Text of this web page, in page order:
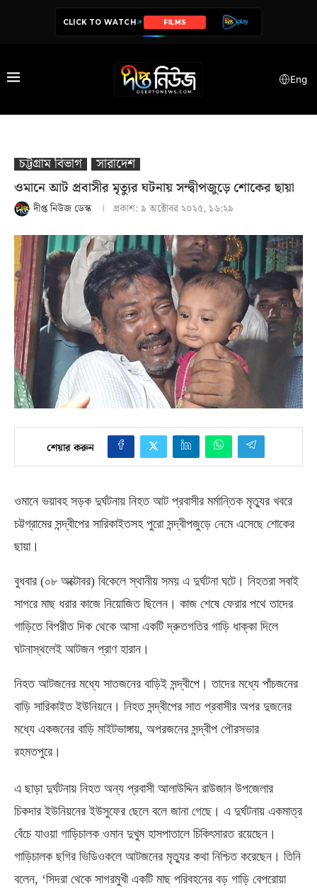
CLICK TO WATCH SERIES
Eng
চট্টগ্রাম বিভাগ
সারাদেশ
ওমানে আট প্রবাসীর মৃত্যুর ঘটনায় সন্দ্বীপজুড়ে শোকের ছায়া
দীপ্ত নিউজ ডেস্ক প্রকাশ: ৯ অক্টোবর ২০২৫, ১৬:২৯
শেয়ার করুন
ওমানে ভয়াবহ সড়ক দুর্ঘটনায় নিহত আট প্রবাসীর মর্মান্তিক মৃত্যুর খবরে
চট্টগ্রামের সন্দ্বীপের সারিকাইতসহ পুরো সন্দ্বীপজুড়ে নেমে এসেছে শোকের
ছায়া।
বুধবার (০৮ অক্টোবর) বিকেলে স্থানীয় সময় এ দুর্ঘটনা ঘটে। নিহতরা সবাই
সাগরে মাছ ধরার কাজে নিয়োজিত ছিলেন। কাজ শেষে ফেরার পথে তাদের
গাড়িতে বিপরীত দিক থেকে আসা একটি দ্রুতগতির গাড়ি ধাক্কা দিলে
ঘটনাস্থলেই আটজন প্রাণ হারান।
নিহত আটজনের মধ্যে সাতজনের বাড়িই সন্দ্বীপে। তাদের মধ্যে পাঁচজনের
বাড়ি সারিকাইত ইউনিয়নে। নিহত সন্দ্বীপের সাত প্রবাসীর অপর দুজনের
মধ্যে একজনের বাড়ি মাইটভাঙ্গায়, অপরজনের সন্দ্বীপ পৌরসভার
রহমতপুরে।
এ ছাড়া দুর্ঘটনায় নিহত অন্য প্রবাসী আলাউদ্দিন রাউজান উপজেলার
চিকদার ইউনিয়নের ইউসুফের ছেলে বলে জানা গেছে। এ দুর্ঘটনায় একমাত্র
বেঁচে যাওয়া গাড়িচালক ওমান দুখুম হাসপাতালে চিকিৎসারত রয়েছেন।
গাড়িচালক ছগির ভিডিওকলে আটজনের মৃত্যুর কথা নিশ্চিত করেছেন। তিনি
বলেন, ‘সিদরা থেকে সাগরমুখী একটি মাছ পরিবহনের বড় গাড়ি বেপরোয়া